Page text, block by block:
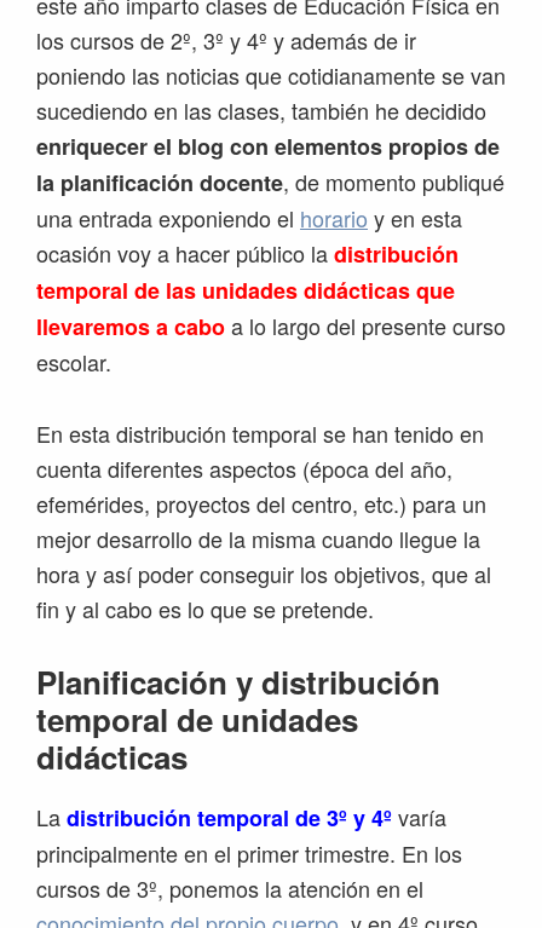
los cursos de 2º, 3º y 4º y además de ir
poniendo las noticias que cotidianamente se van
sucediendo en las clases, también he decidido
enriquecer el blog con elementos propios de
la planificación docente, de momento publiqué
una entrada exponiendo el horario y en esta
ocasión voy a hacer público ladistribución
temporal de las unidades didácticas que
llevaremos a caboa lo largo del presente curso
escolar.
En esta distribución temporal se han tenido en
cuenta diferentes aspectos (época del año,
efemérides, proyectos del centro, etc.) para un
mejor desarrollo de la misma cuando llegue la
hora y así poder conseguir los objetivos, que al
fin y al cabo es lo que se pretende.
Planificación y distribución
temporal de unidades
didácticas
Ladistribución temporal de 3º y 4ºvaría
principalmente en el primer trimestre. En los
cursos de 3º, ponemos la atención en el